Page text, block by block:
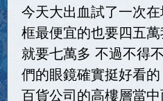
今天大出血試了一次
框最便宜的也要四五
就要七萬多 不過不得
們的眼鏡確實挺好看
百貨公司的高樓層當